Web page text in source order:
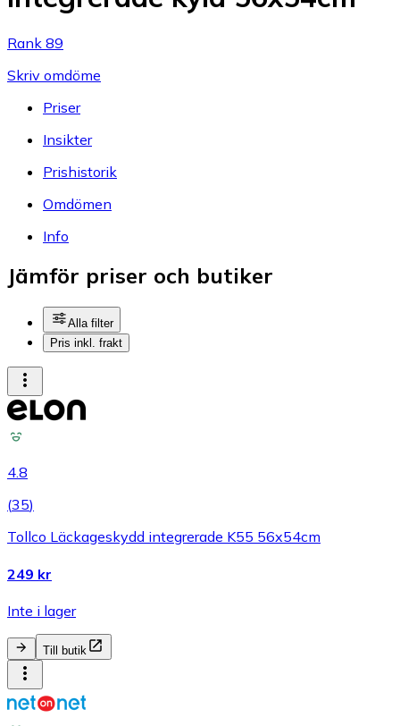
Rank 89
Skriv omdöme
Priser
Insikter
Prishistorik
Omdömen
Info
Jämför priser och butiker
Alla filter
Pris inkl. frakt
4.8
(35)
Tollco Läckageskydd integrerade K55 56x54cm
249 kr
Inte i lager
Till butik